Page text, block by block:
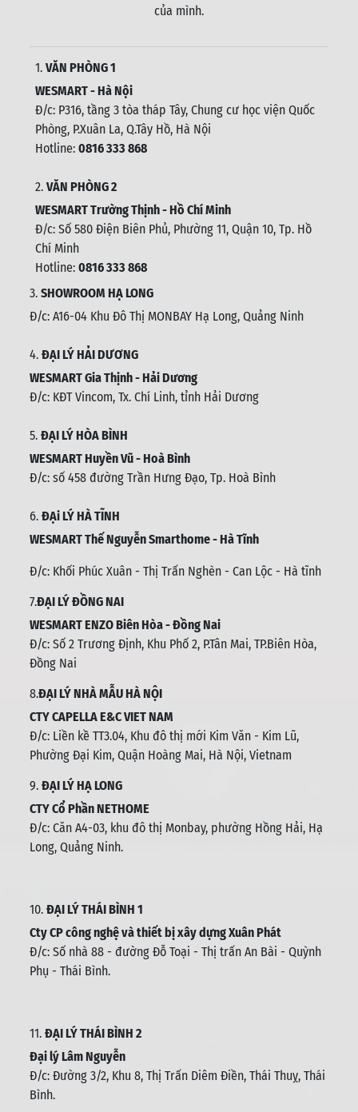
của mình.
1. VĂN PHÒNG 1
WESMART - Hà Nội
Đ/c: P316, tầng 3 tòa tháp Tây, Chung cư học viện Quốc
Phòng, P.Xuân La, Q.Tây Hồ, Hà Nội
Hotline: 0816 333 868
2. VĂN PHÒNG 2
WESMART Trường Thịnh - Hồ Chí Minh
Đ/c: Số 580 Điện Biên Phủ, Phường 11, Quận 10, Tp. Hồ
Chí Minh
Hotline: 0816 333 868
3. SHOWROOM HẠ LONG
Đ/c: A16-04 Khu Đô Thị MONBAY Hạ Long, Quảng Ninh
4. ĐẠI LÝ HẢI DƯƠNG
WESMART Gia Thịnh - Hải Dương
Đ/c: KĐT Vincom, Tx. Chí Linh, tỉnh Hải Dương
5. ĐẠI LÝ HÒA BÌNH
WESMART Huyền Vũ - Hoà Bình
Đ/c: số 458 đường Trần Hưng Đạo, Tp. Hoà Bình
6. ĐẠi LÝ HÀ TĨNH
WESMART Thế Nguyễn Smarthome - Hà Tĩnh
Đ/c: Khối Phúc Xuân - Thị Trấn Nghèn - Can Lộc - Hà tĩnh
7.ĐẠI LÝ ĐỒNG NAI
WESMART ENZO Biên Hòa - Đồng Nai
Đ/c: Số 2 Trương Định, Khu Phố 2, P.Tân Mai, TP.Biên Hòa,
Đồng Nai
8.ĐẠI LÝ NHÀ MẪU HÀ NỘI
CTY CAPELLA E&C VIET NAM
Đ/c: Liền kề TT3.04, Khu đô thị mới Kim Văn - Kim Lũ,
Phường Đại Kim, Quận Hoàng Mai, Hà Nội, Vietnam
9. ĐẠI LÝ HẠ LONG
CTY Cổ Phần NETHOME
Đ/c: Căn A4-03, khu đô thị Monbay, phường Hồng Hải, Hạ
Long, Quảng Ninh.
10. ĐẠI LÝ THÁI BÌNH 1
Cty CP công nghệ và thiết bị xây dựng Xuân Phát
Đ/c: Số nhà 88 - đường Đỗ Toại - Thị trấn An Bài - Quỳnh
Phụ - Thái Bình.
11. ĐẠI LÝ THÁI BÌNH 2
Đại lý Lâm Nguyễn
Đ/c: Đường 3/2, Khu 8, Thị Trấn Diêm Điền, Thái Thuỵ, Thái
Bình.